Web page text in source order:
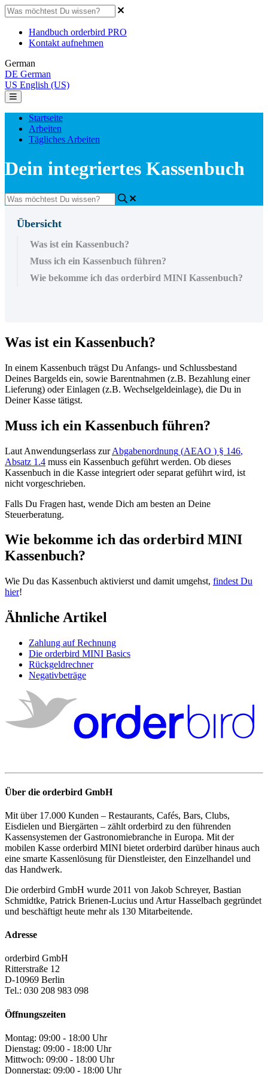
Handbuch orderbird PRO
Kontakt aufnehmen
German
DE German
US English (US)
Startseite
Arbeiten
Tägliches Arbeiten
Dein integriertes Kassenbuch
Übersicht
Was ist ein Kassenbuch?
Muss ich ein Kassenbuch führen?
Wie bekomme ich das orderbird MINI Kassenbuch?
Was ist ein Kassenbuch?
In einem Kassenbuch trägst Du Anfangs- und Schlussbestand
Deines Bargelds ein, sowie Barentnahmen (z.B. Bezahlung einer
Lieferung) oder Einlagen (z.B. Wechselgeldeinlage), die Du in
Deiner Kasse tätigst.
Muss ich ein Kassenbuch führen?
Laut Anwendungserlass zur Abgabenordnung (AEAO ) § 146,
Absatz 1 .4 muss ein Kassenbuch geführt werden. Ob dieses
Kassenbuch in die Kasse integriert oder separat geführt wird, ist
nicht vorgeschrieben.
Falls Du Fragen hast, wende Dich am besten an Deine
Steuerberatung.
Wie bekomme ich das orderbird MINI
Kassenbuch?
Wie Du das Kassenbuch aktivierst und damit umgehst, findest Du
hier!
Ähnliche Artikel
Zahlung auf Rechnung
Die orderbird MINI Basics
Rückgeldrechner
Negativbeträge
Über die orderbird GmbH
Mit über 17.000 Kunden – Restaurants, Cafés, Bars, Clubs,
Eisdielen und Biergärten – zählt orderbird zu den führenden
Kassensystemen der Gastronomiebranche in Europa. Mit der
mobilen Kasse orderbird MINI bietet orderbird darüber hinaus auch
eine smarte Kassenlösung für Dienstleister, den Einzelhandel und
das Handwerk.
Die orderbird GmbH wurde 2011 von Jakob Schreyer, Bastian
Schmidtke, Patrick Brienen-Lucius und Artur Hasselbach gegründet
und beschäftigt heute mehr als 130 Mitarbeitende.
Adresse
orderbird GmbH
Ritterstraße 12
D-10969 Berlin
Tel.: 030 208 983 098
Öffnungszeiten
Montag: 09:00 - 18:00 Uhr
Dienstag: 09:00 - 18:00 Uhr
Mittwoch: 09:00 - 18:00 Uhr
Donnerstag: 09:00 - 18:00 Uhr